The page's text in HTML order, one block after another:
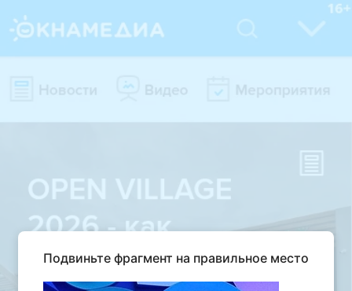
Подвиньте фрагмент на правильное место